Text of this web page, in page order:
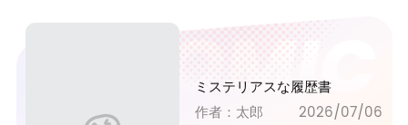
ミステリアスな履歴書
作者：太郎
2026/07/06